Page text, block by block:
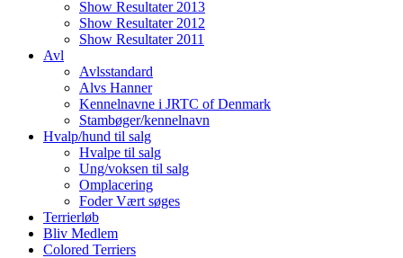
Show Resultater 2013
Show Resultater 2012
Show Resultater 2011
Avl
Avlsstandard
Alvs Hanner
Kennelnavne i JRTC of Denmark
Stambøger/kennelnavn
Hvalp/hund til salg
Hvalpe til salg
Ung/voksen til salg
Omplacering
Foder Vært søges
Terrierløb
Bliv Medlem
Colored Terriers